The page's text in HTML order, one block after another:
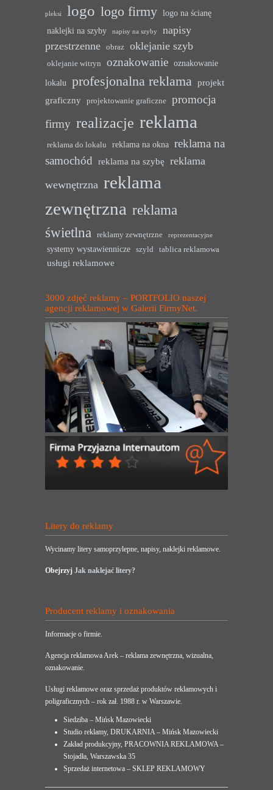
pleksi logo logo firmy logo na ścianę
naklejki na szyby
napisy na szyby
napisy
przestrzenne
obraz oklejanie szyb
oklejanie witryn oznakowanie oznakowanie
lokalu profesjonalna reklama projekt
graficzny
projektowanie graficzne
promocja
firmy realizacje reklama
reklama do lokalu reklama na okna reklama na
samochód reklama na szybę reklama
wewnętrzna reklama
zewnętrzna reklama
świetlna
reklamy zewnętrzne reprezentacyjne
systemy wystawiennicze szyld tablica reklamowa
usługi reklamowe
3000 zdjęć reklamy – PORTFOLIO naszej
agencji reklamowej w Galerii FirmyNet.
Litery do reklamy
Wycinamy litery samoprzylepne, napisy, naklejki reklamowe.
Obejrzyj Jak naklejać litery?
Producent reklamy i oznakowania
Informacje o firmie.
Agencja reklamowa Arek – reklama zewnętrzna, wizualna,
oznakowanie.
Usługi reklamowe oraz sprzedaż produktów reklamowych i
poligraficznych – rok zał. 1988 r. w Warszawie.
Siedziba – Mińsk Mazowiecki
Studio reklamy, DRUKARNIA – Mińsk Mazowiecki
Zakład produkcyjny, PRACOWNIA REKLAMOWA –
Stojadła, Warszawska 35
Sprzedaż internetowa – SKLEP REKLAMOWY